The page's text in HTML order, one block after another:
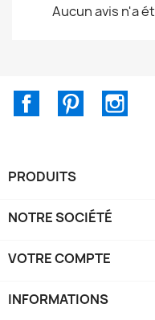
Aucun avis n'a
FacebookPinterest
PRODUITS
NOTRE SOCIÉTÉ
VOTRE COMPTE
INFORMATIONS